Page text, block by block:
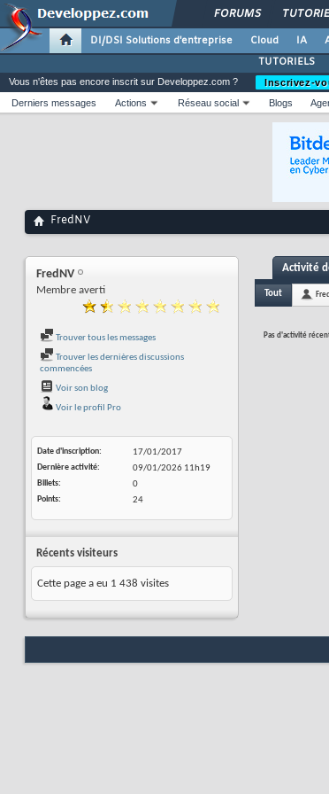
FORUMS
DI/DSI Solutions d'entreprise Cloud IA
TUTORIELS
Vous n'êtes pas encore inscrit sur Developpez.com ?
Inscrivez-
Derniers messages
Actions Réseau social Blogs
FredNV
FredNV
Membre averti
Trouver tous les messages
Trouver les dernières discussions
commencées
Voir son blog
Voir le profil Pro
Date d'inscription
17/01/2017
Dernière activité
09/01/2026 11h19
Billets
0
Points
24
Récents visiteurs
Cette page a eu 1 438 visites
Activité
Tout
Pas d'activité